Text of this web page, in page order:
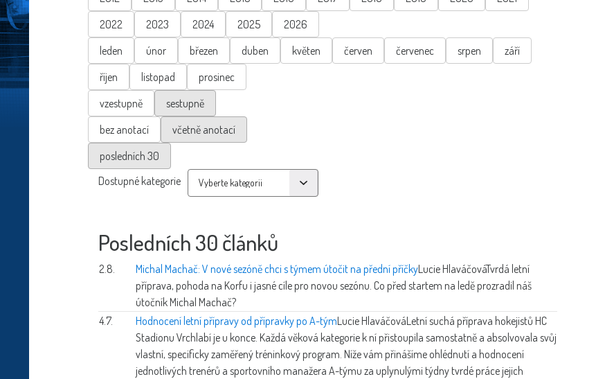
2022
2023 2024 2025
2026
leden
únor březen duben květen červen červenec srpen
září
říjen
listopad
prosinec
vzestupně
sestupně
bez anotací
včetně anotací
posledních 30
Dostupné kategorie
Posledních 30 článků
2.8. Michal Machač: V nové sezóně chci s týmem útočit na přední příčkyLucie HlaváčováTvrdá letní
příprava, pohoda na Korfu i jasné cíle pro novou sezónu. Co před startem na ledě prozradil náš
útočník Michal Machač?
4.7.
Hodnocení letní přípravy od přípravky po A-týmLucie HlaváčováLetní suchá příprava hokejistů HC
Stadionu Vrchlabí je u konce. Každá věková kategorie k ní přistoupila samostatně a absolvovala svůj
vlastní, specificky zaměřený tréninkový program. Níže vám přinášíme ohlédnutí a hodnocení
jednotlivých trenérů a sportovního manažera A-týmu za uplynulými týdny tvrdé práce jejich